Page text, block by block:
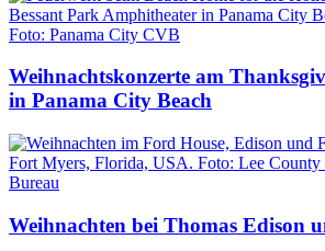
Weihnachtskonzerte am
in Panama City Beach
Weihnachten bei Thomas Edison